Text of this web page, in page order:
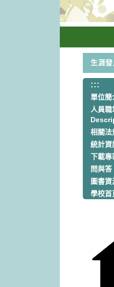
生涯
:::
單位
人員
相關
統計
下載
問與
圖書
學校